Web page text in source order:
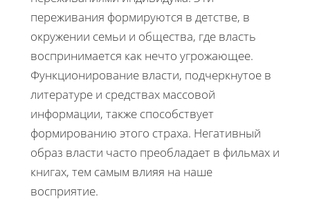
переживания формируются в детстве, в
окружении семьи и общества, где власть
воспринимается как нечто угрожающее.
Функционирование власти, подчеркнутое в
литературе и средствах массовой
информации, также способствует
формированию этого страха. Негативный
образ власти часто преобладает в фильмах и
книгах, тем самым влияя на наше
восприятие.